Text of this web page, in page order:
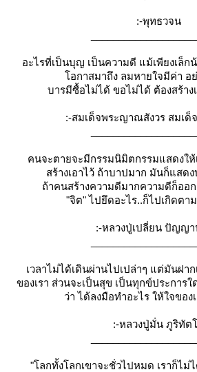
:-พุทธวจน
อะไรที่เป็นบุญ เป็นความดี แม้เพียงเล็ก
อกาสมาถึง ลมหายใจมีค่า อ
บารมีซื้อไม่ได้ ขอไม่ได้ ต้องสร้า
:-สมเด็จพระญาณสังวร สมเด็
คนจะตายจะมีกรรมนิมิตกรรมแสดงใ
สร้างเอาไว้ ถ้าบาปมาก มันก็แสด
ถ้าคนสร้างความดีมากความดีก็ออ
"จิต" ไปยึดอะไร..ก็ไปเกิดตา
:-หลวงปู่เปลี่ยน ปัญญา
เวลาไม่ได้เดินผ่านไปเปล่าๆ แต่มันฝาก
ของเรา ส่วนจะเป็นสุข เป็นทุกข์ประการ
ว่า ได้ลงมือทำอะไร ให้ใจของ
:-หลวงปู่มั่น ภูริทัต
"โลกทั้งโลกเขาจะชั่วไปหมด เราก็ไม่